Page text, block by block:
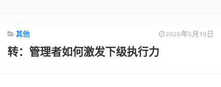
其他 2026年5月19日
转：管理者如何激发下级执行力